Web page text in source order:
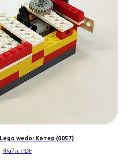
wedo: Катер (0057)
Файл: PDF